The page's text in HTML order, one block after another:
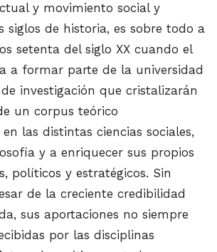
y movimiento social y
siglos de historia, es sobre todo a
setenta del siglo XX cuando el
a formar parte de la universidad
investigación que cristalizarán
un corpus teórico
las distintas ciencias sociales,
y a enriquecer sus propios
políticos y estratégicos. Sin
de la creciente credibilidad
sus aportaciones no siempre
por las disciplinas